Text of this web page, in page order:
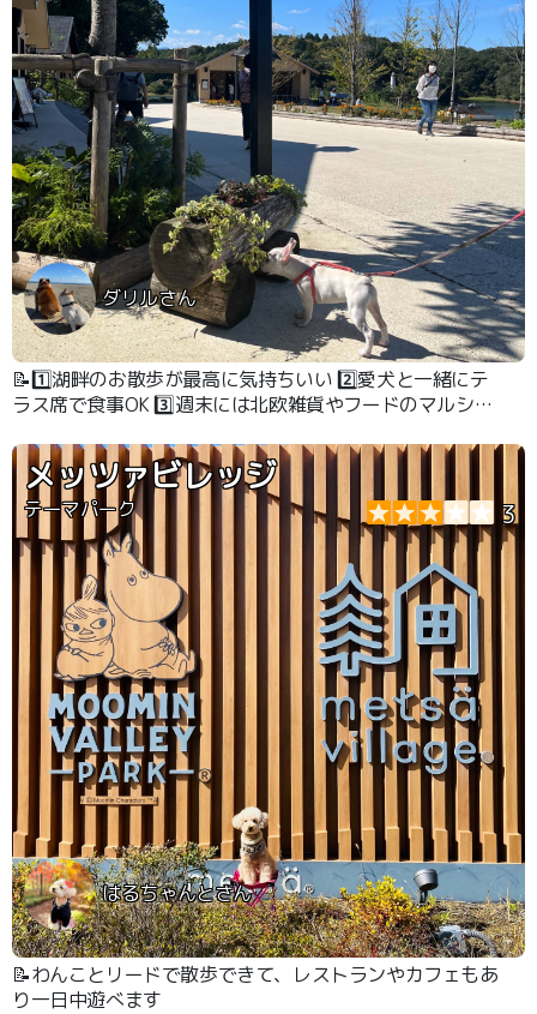
ダリルさん
📝1️⃣湖畔のお散歩が最高に気持ちいい 2️⃣愛犬と一緒にテ
ラス席で食事OK 3️⃣週末には北欧雑貨やフードのマルシェ
楽しめます！
メッツァビレッジ
テーマパーク 3
はるちゃんとさん
📝わんことリードで散歩できて、レストランやカフェもあ
り一日中遊べます